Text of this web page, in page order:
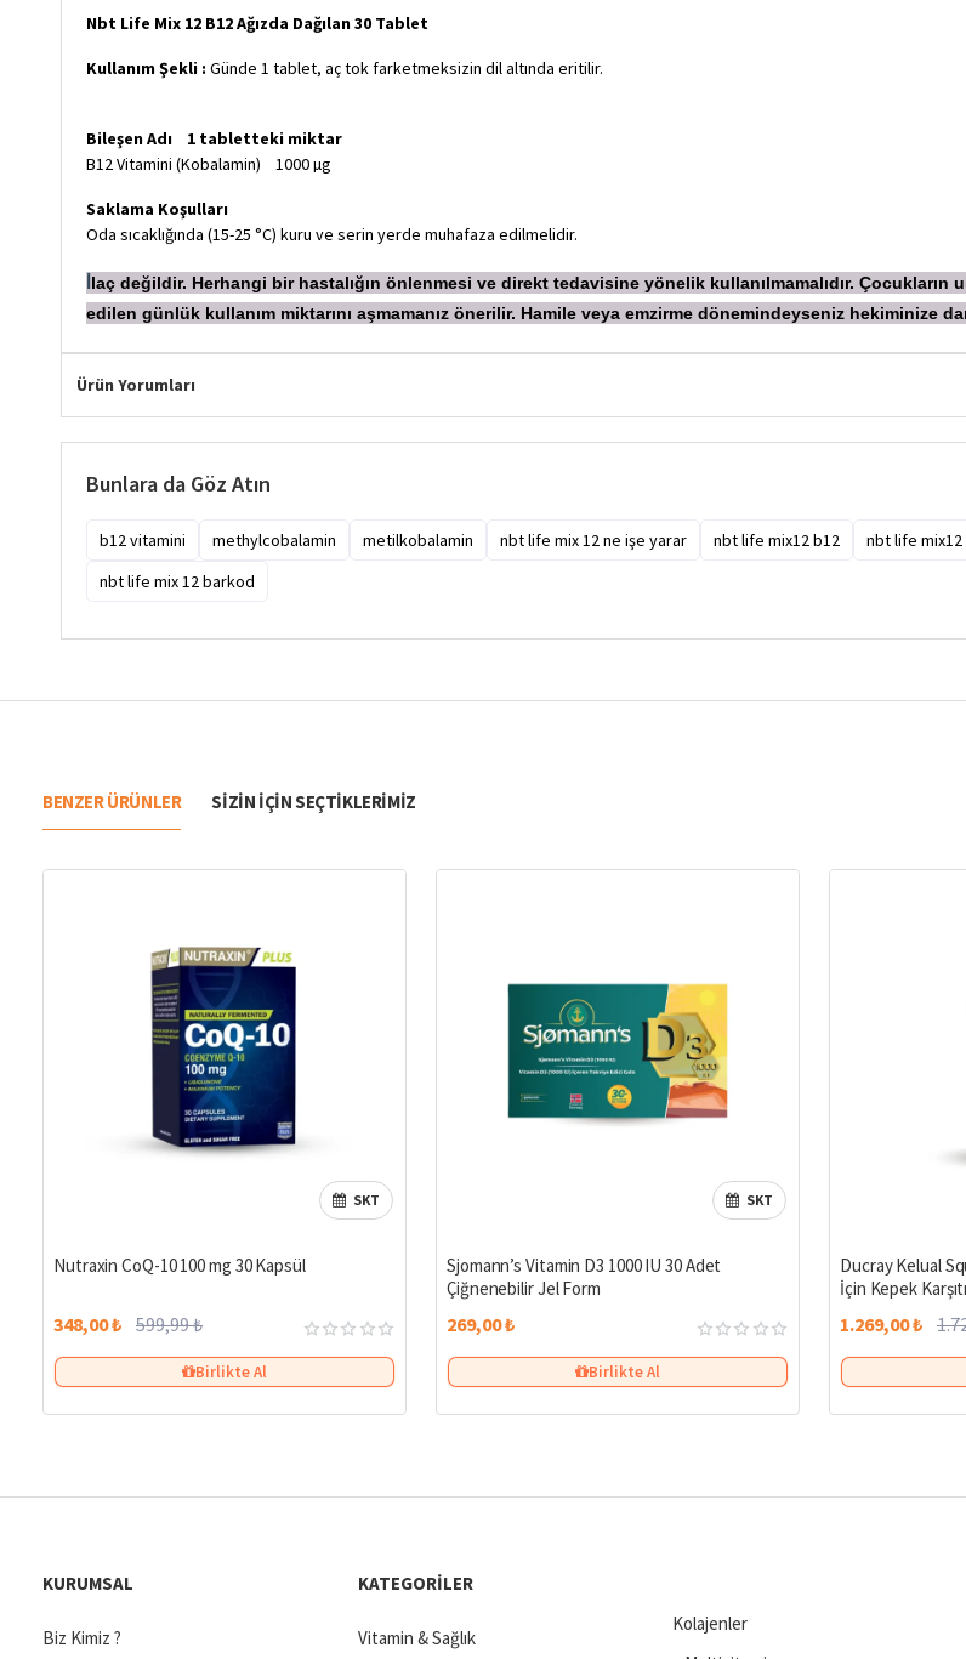
Nbt Life Mix 12 B12 Ağızda Dağılan 30 Tablet
Kullanım Şekli : Günde 1 tablet, aç tok farketmeksizin dil altında eritilir.
Bileşen Adı 1 tabletteki miktar
B12 Vitamini (Kobalamin) 1000 µg
Saklama Koşulları
Oda sıcaklığında (15-25 °C) kuru ve serin yerde muhafaza edilmelidir.
laç değildir. Herhangi bir hastalığın önlenmesi ve direkt tedavisine yönelik kullanılmamalıdır. Çocukların
edilen günlük kullanım miktarını aşmamanız önerilir. Hamile veya emzirme dönemindeyseniz hekiminize
Ürün Yorumları
Bunlara da Göz Atın
b12 vitamini methylcobalamin metilkobalamin nbt life mix 12 ne işe yarar nbt life mix12 b12 nbt life mix12
nbt life mix 12 barkod
BENZER ÜRÜNLER SIZIN IÇIN SEÇTIKLERIMIZ
SKT
Nutraxin CoQ-10 100 mg 30 Kapsül
348,00 ₺ 599,99 ₺
Birlikte Al
SKT
Sjomann’s Vitamin D3 1000 IU 30 Adet
Çiğnenebilir Jel Form
269,00 ₺
Birlikte Al
Ducray Kelual
İçin Kepek
1.269,00 ₺
KURUMSAL
Biz Kimiz ?
KATEGORILER
Vitamin & Sağlık
Kolajenler